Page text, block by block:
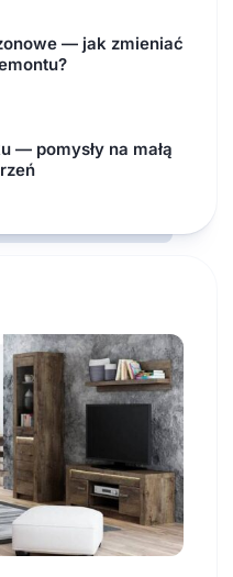
— jak zmieniać
— pomysły na małą